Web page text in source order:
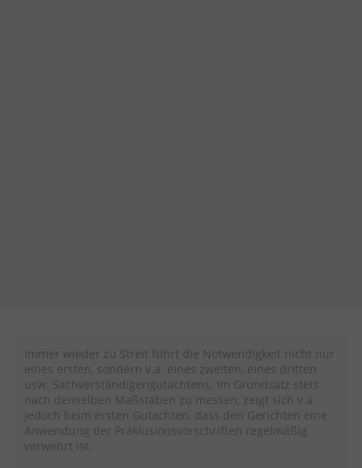
Immer wieder zu Streit führt die Notwendigkeit nicht nur
eines ersten, sondern v.a. eines zweiten, eines dritten
usw. Sachverständigengutachtens. Im Grundsatz stets
nach denselben Maßstäben zu messen, zeigt sich v.a.
jedoch beim ersten Gutachten, dass den Gerichten eine
Anwendung der Präklusionsvorschriften regelmäßig
verwehrt ist.